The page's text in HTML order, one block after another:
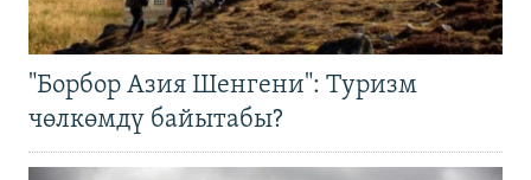
"Борбор Азия Шенгени": Туризм
чөлкөмдү байытабы?